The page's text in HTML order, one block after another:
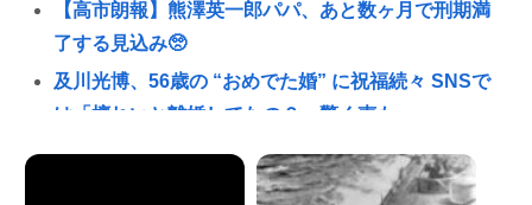
【高市朗報】熊澤英一郎パパ、あと数ヶ月で刑期満
了する見込み🥺
及川光博、56歳の “おめでた婚” に祝福続々 SNSで
は「檀れいと離婚してたの？」驚く声も
【世論調査】ウクライナ戦争を特に支持する属性。
男性・高齢者・富裕層・モスクワ在住・主な情報源